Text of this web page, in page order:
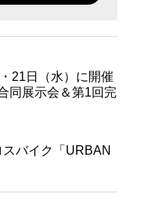
21日（水）に開催
同展示会＆第1回完
スバイク「URBAN